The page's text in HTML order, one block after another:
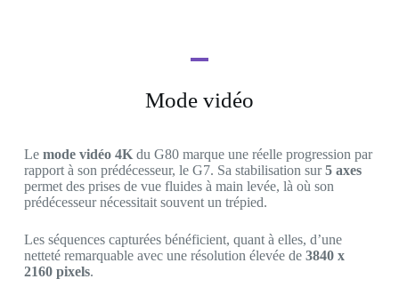
Mode vidéo
Le mode vidéo 4Kdu G80 marque une réelle progression par
rapport à son prédécesseur, le G7. Sa stabilisation sur5 axes
permet des prises de vue fluides à main levée, là où son
prédécesseur nécessitait souvent un trépied.
Les séquences capturées bénéficient, quant à elles, d’une
netteté remarquable avec une résolution élevée de 3840 x
2160 pixels.